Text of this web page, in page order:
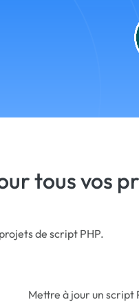
tous vos
de script PHP.
Mettre à jour un script